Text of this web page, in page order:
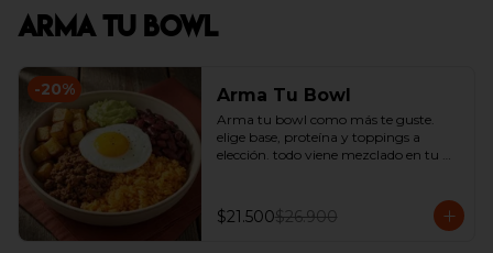
Arma Tu Bowl
-20% Arma Tu Bowl
Arma tu bowl como más te guste.
elige base, proteína y toppings a
elección. todo viene mezclado en tu
$21.500$26.900